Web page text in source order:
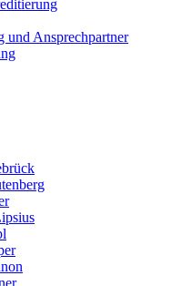
und Ansprechpartner